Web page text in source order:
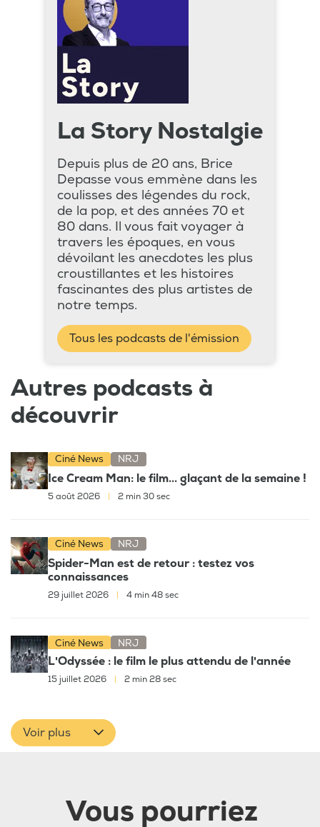
La Story Nostalgie
Depuis plus de 20 ans, Brice
Depasse vous emmène dans les
coulisses des légendes du rock,
de la pop, et des années 70 et
80 dans. Il vous fait voyager à
travers les époques, en vous
dévoilant les anecdotes les plus
croustillantes et les histoires
fascinantes des plus artistes de
notre temps.
Tous les podcasts de l'émission
Autres podcasts à
découvrir
Ciné News NRJ
Ice Cream Man: le film... glaçant de la semaine !
5 août 2026 2 min 30 sec
Ciné News NRJ
Spider-Man est de retour : testez vos
connaissances
29 juillet 2026 | 4 min 48 sec
Ciné News NRJ
L'Odyssée : le film le plus attendu de l'année
15 juillet 2026 2 min 28 sec
Voir plus
Vous pourriez